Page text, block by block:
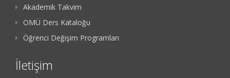
Akademik Takvim
OMÜ Ders Kataloğu
Öğrenci Değişim Programları
İletişim